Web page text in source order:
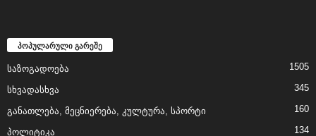
პოპულარული გარეშე
საზოგადოება 1505
სხვადასხვა 345
განათლება, მეცნიერება, კულტურა, სპორტი 160
პოლიტიკა 134